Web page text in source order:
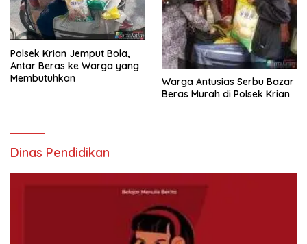
Polsek Krian Jemput Bola,
Antar Beras ke Warga yang
Membutuhkan
Warga Antusias Serbu Bazar
Beras Murah di Polsek Krian
Dinas Pendidikan